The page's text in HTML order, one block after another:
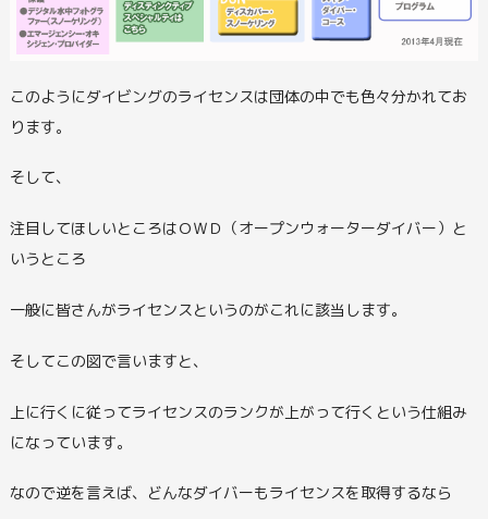
このようにダイビングのライセンスは団体の中でも色々分かれてお
ります。
そして、
注目してほしいところはＯＷＤ（オープンウォーターダイバー）と
いうところ
一般に皆さんがライセンスというのがこれに該当します。
そしてこの図で言いますと、
上に行くに従ってライセンスのランクが上がって行くという仕組み
になっています。
なので逆を言えば、どんなダイバーもライセンスを取得するなら